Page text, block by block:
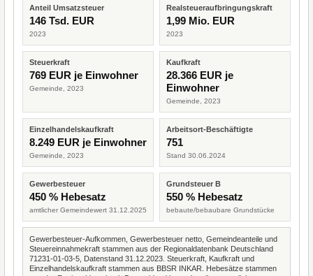
Anteil Umsatzsteuer
146 Tsd. EUR
2023
Realsteueraufbringungskraft
1,99 Mio. EUR
2023
Steuerkraft
769 EUR je Einwohner
Gemeinde, 2023
Kaufkraft
28.366 EUR je
Einwohner
Gemeinde, 2023
Einzelhandelskaufkraft
8.249 EUR je Einwohner
Gemeinde, 2023
Arbeitsort-Beschäftigte
751
Stand 30.06.2024
Gewerbesteuer
450 % Hebesatz
amtlicher Gemeindewert 31.12.2025
Grundsteuer B
550 % Hebesatz
bebaute/bebaubare Grundstücke
Gewerbesteuer-Aufkommen, Gewerbesteuer netto, Gemeindeanteile und
Steuereinnahmekraft stammen aus der Regionaldatenbank Deutschland
71231-01-03-5, Datenstand 31.12.2023. Steuerkraft, Kaufkraft und
Einzelhandelskaufkraft stammen aus BBSR INKAR. Hebesätze stammen